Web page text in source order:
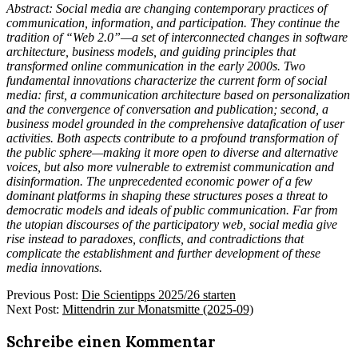
Abstract: Social media are changing contemporary practices of
communication, information, and participation. They continue the
tradition of “Web 2.0”—a set of interconnected changes in software
architecture, business models, and guiding principles that
transformed online communication in the early 2000s. Two
fundamental innovations characterize the current form of social
media: first, a communication architecture based on personalization
and the convergence of conversation and publication; second, a
business model grounded in the comprehensive datafication of user
activities. Both aspects contribute to a profound transformation of
the public sphere—making it more open to diverse and alternative
voices, but also more vulnerable to extremist communication and
disinformation. The unprecedented economic power of a few
dominant platforms in shaping these structures poses a threat to
democratic models and ideals of public communication. Far from
the utopian discourses of the participatory web, social media give
rise instead to paradoxes, conflicts, and contradictions that
complicate the establishment and further development of these
media innovations.
2025-
07-
Previous Post: Die Scientipps 2025/26 starten
Next Post: Mittendrin zur Monatsmitte (2025-09)
Schreibe einen Kommentar